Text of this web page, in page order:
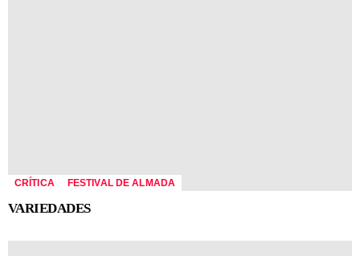
CRÍTICA FESTIVAL DE ALMADA
VARIEDADES